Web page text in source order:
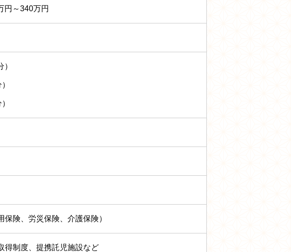
～340万円
険、労災保険、介護保険）
得制度、提携託児施設など